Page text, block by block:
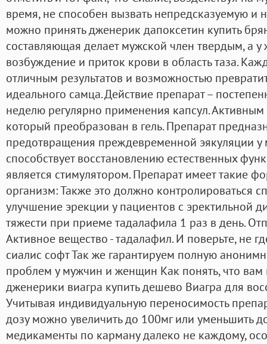
время, не способен вызвать непредсказуемую и
можно принять дженерик дапоксетин купить
составляющая делает мужской член твердым, а
возбуждение и приток крови в область таза.
отличным результатов и возможностью
идеального самца. Действие препарат –
неделю регулярно применения капсул.
который преобразован в гель. Препарат
предотвращения преждевременной эякуляции у
способствует восстановлению естественных
является стимулятором. Препарат имеет такие
организм: Также это должно контролироваться
улучшение эрекции у пациентов с эректильной
тяжести при приеме тадалафила 1 раз в день.
Активное вещество - тадалафил. И поверьте, не
сиалис софт Так же гарантируем полную
проблем у мужчин и женщин Как понять, что вам
дженерики виагра купить дешево Виагра для
Учитывая индивидуальную переносимость
дозу можно увеличить до 100мг или уменьшить
медикаменты по карману далеко не каждому,